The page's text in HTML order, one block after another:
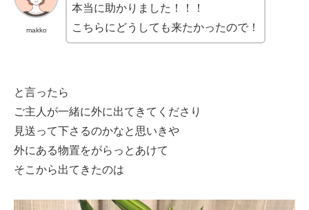
makko
本当に助かりました！！！
こちらにどうしても来たかったので！
と言ったら
ご主人が一緒に外に出てきてくださり
見送って下さるのかなと思いきや
外にある物置をがらっとあけて
そこから出てきたのは